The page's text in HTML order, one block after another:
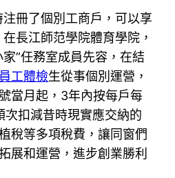
注冊了個別工商戶，可以享
長江師范學院體育學院，
”任務室成員先容，在結
員工體檢生從事個別運營，
當月起，3年內按每戶每
扣減昔時現實應交納的
稅等多項稅費，讓同窗們
展和運營，進步創業勝利